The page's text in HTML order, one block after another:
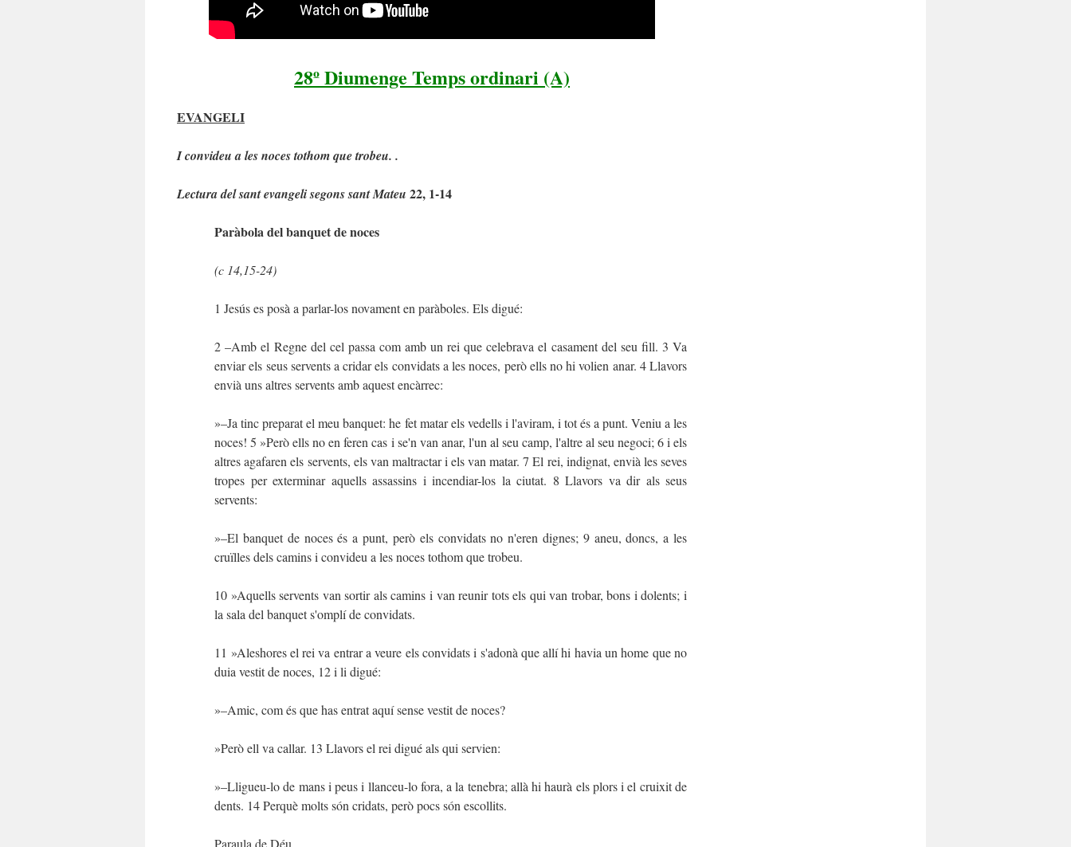
28º Diumenge Temps ordinari (A)
EVANGELI
I convideu a les noces tothom que trobeu. .
Lectura del sant evangeli segons sant Mateu 22, 1-14
Paràbola del banquet de noces
(c 14,15-24)
1 Jesús es posà a parlar-los novament en paràboles. Els digué:
2 –Amb el Regne del cel passa com amb un rei que celebrava el casament del seu fill. 3 Va
enviar els seus servents a cridar els convidats a les noces, però ells no hi volien anar. 4 Llavors
envià uns altres servents amb aquest encàrrec:
»–Ja tinc preparat el meu banquet: he fet matar els vedells i l'aviram, i tot és a punt. Veniu a les
noces! 5 »Però ells no en feren cas i se'n van anar, l'un al seu camp, l'altre al seu negoci; 6 i els
altres agafaren els servents, els van maltractar i els van matar. 7 El rei, indignat, envià les seves
tropes per exterminar aquells assassins i incendiar-los la ciutat. 8 Llavors va dir als seus
servents:
»–El banquet de noces és a punt, però els convidats no n'eren dignes; 9 aneu, doncs, a les
cruïlles dels camins i convideu a les noces tothom que trobeu.
10 »Aquells servents van sortir als camins i van reunir tots els qui van trobar, bons i dolents; i
la sala del banquet s'omplí de convidats.
11 »Aleshores el rei va entrar a veure els convidats i s'adonà que allí hi havia un home que no
duia vestit de noces, 12 i li digué:
»–Amic, com és que has entrat aquí sense vestit de noces?
»Però ell va callar. 13 Llavors el rei digué als qui servien:
»–Lligueu-lo de mans i peus i llanceu-lo fora, a la tenebra; allà hi haurà els plors i el cruixit de
dents. 14 Perquè molts són cridats, però pocs són escollits.
Paraula de Déu.